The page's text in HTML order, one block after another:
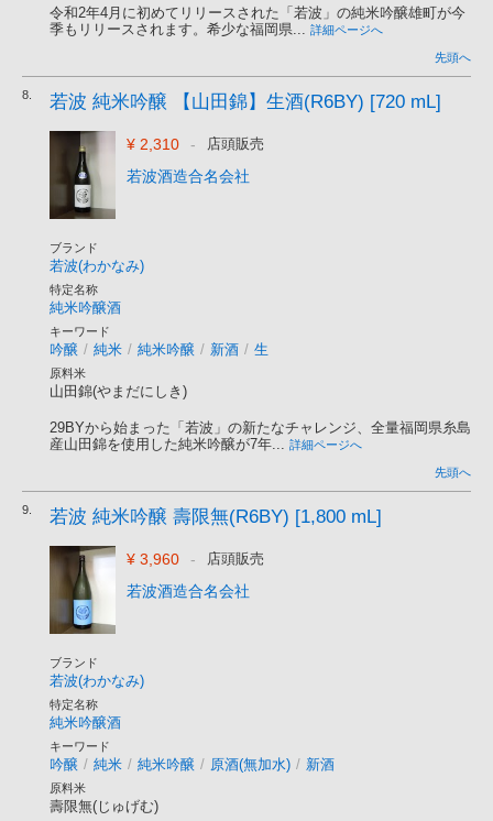
令和2年4月に初めてリリースされた「若波」の純米吟醸雄町が今
季もリリースされます。希少な福岡県... 詳細ページへ
先頭へ
8. 若波 純米吟醸 【山田錦】生酒(R6BY) [720 mL]
¥ 2,310 - 店頭販売
若波酒造合名会社
ブランド
若波(わかなみ)
特定名称
純米吟醸酒
キーワード
吟醸 / 純米 / 純米吟醸 / 新酒 / 生
原料米
山田錦(やまだにしき)
29BYから始まった「若波」の新たなチャレンジ、全量福岡県糸島
産山田錦を使用した純米吟醸が7年... 詳細ページへ
先頭へ
9. 若波 純米吟醸 壽限無(R6BY) [1,800 mL]
¥ 3,960 - 店頭販売
若波酒造合名会社
ブランド
若波(わかなみ)
特定名称
純米吟醸酒
キーワード
吟醸 / 純米 / 純米吟醸 / 原酒(無加水) / 新酒
原料米
壽限無(じゅげむ)